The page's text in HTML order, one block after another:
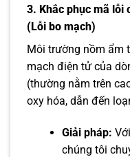
3. Khắc phục mã lỗi
(Lỗi bo mạch)
Môi trường nồm ẩm
mạch điện tử của
(thường nằm trên
oxy hóa, dẫn đến
Giải pháp:
chúng tôi